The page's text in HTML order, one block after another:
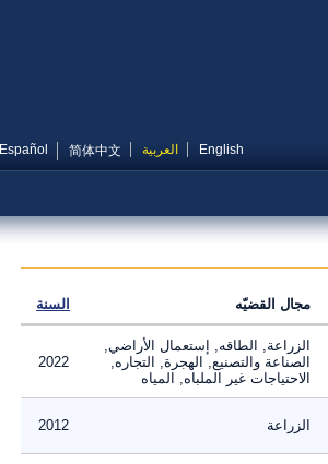
English العربية 简体中文
Español
مجال القضيّه السنة
الزراعة, الطاقه, إستعمال الأراضي,
الصناعة والتصنيع, الهجرة, التجاره,
الاحتياجات غير الملباه, المياه
2022
الزراعة 2012